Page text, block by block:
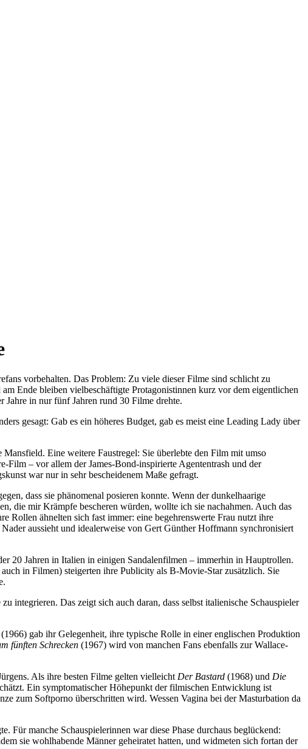
vorbehalten. Das Problem: Zu viele dieser Filme sind schlicht zu
Ende bleiben vielbeschäftigte Protagonistinnen kurz vor dem eigentlichen
Jahre in nur fünf Jahren rund 30 Filme drehte.
gesagt: Gab es ein höheres Budget, gab es meist eine Leading Lady über
Eine weitere Faustregel: Sie überlebte den Film mit umso
Film – vor allem der James-Bond-inspirierte Agententrash und der
war nur in sehr bescheidenem Maße gefragt.
dass sie phänomenal posieren konnte. Wenn der dunkelhaarige
die mir Krämpfe bescheren würden, wollte ich sie nachahmen. Auch das
Rollen ähnelten sich fast immer: eine begehrenswerte Frau nutzt ihre
aussieht und idealerweise von Gert Günther Hoffmann synchronisiert
20 Jahren in Italien in einigen Sandalenfilmen – immerhin in Hauptrollen.
in Filmen) steigerten ihre Publicity als B-Movie-Star zusätzlich. Sie
integrieren. Das zeigt sich auch daran, dass selbst italienische Schauspieler
(1966) gab ihr Gelegenheit, ihre typische Rolle in einer englischen Produktion
fünften Schrecken (1967) wird von manchen Fans ebenfalls zur Wallace-
Als ihre besten Filme gelten vielleicht Der Bastard (1968) und Die
Ein symptomatischer Höhepunkt der filmischen Entwicklung ist
zum Softporno überschritten wird. Wessen Vagina bei der Masturbation da
Für manche Schauspielerinnen war diese Phase durchaus beglückend:
sie wohlhabende Männer geheiratet hatten, und widmeten sich fortan der